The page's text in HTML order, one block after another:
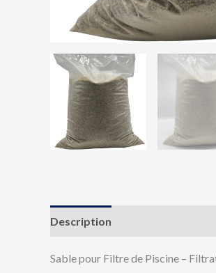
Description
Sable pour Filtre de Piscine –